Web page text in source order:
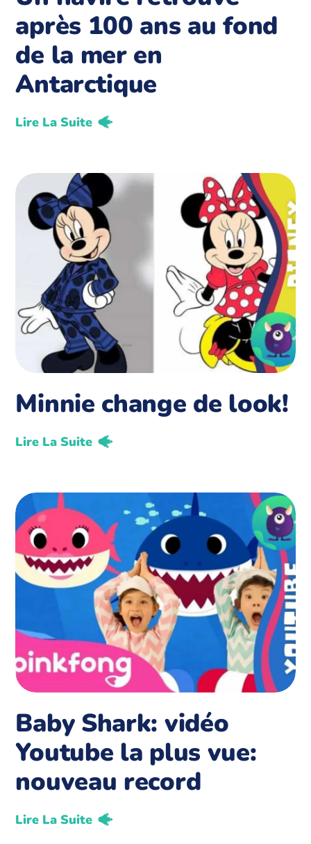
après 100 ans au fond
de la mer en
Antarctique
Lire La Suite
Minnie change de look!
Lire La Suite
Baby Shark: vidéo
Youtube la plus vue:
nouveau record
Lire La Suite